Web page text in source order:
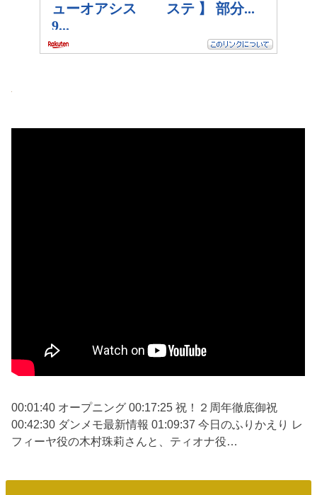
00:01:40 オープニング 00:17:25 祝！２周年徹底御祝
00:42:30 ダンメモ最新情報 01:09:37 今日のふりかえり レ
フィーヤ役の木村珠莉さんと、ティオナ役…